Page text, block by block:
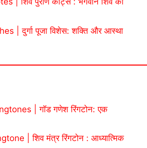
| दुर्गा पूजा विशेस: शक्ति और आस्था
| गॉड गणेश रिंगटोन: एक
| शिव मंत्र रिंगटोन : आध्यात्मिक